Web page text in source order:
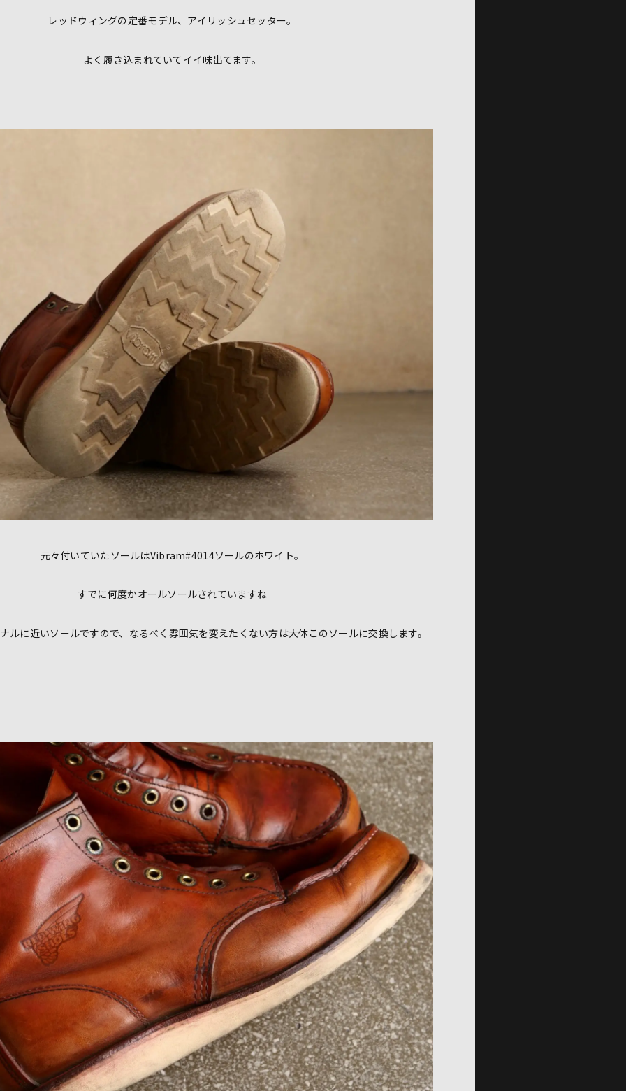
レッドウィングの定番モデル、アイリッシュセッター。
よく履き込まれていてイイ味出てます。
元々付いていたソールはVibram#4014ソールのホワイト。
すでに何度かオールソールされていますね
ルに近いソールですので、なるべく雰囲気を変えたくない方は大体このソールに交換します。